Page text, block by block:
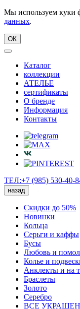
Мы используем куки
данных.
ОК
Каталог
коллекции
АТЕЛЬЕ
сертификаты
О бренде
Информация
Контакты
ТЕЛ:+7 (985) 530-40-
назад
Скидки до 50%
Новинки
Кольца
Серьги и каффы
Бусы
Любовь и
Колье и
Анклекты и на
Браслеты
Золото
Серебро
ВСЕ